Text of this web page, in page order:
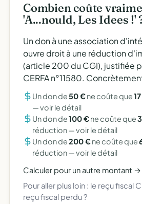
Combien coûte
'A...nould, Les Idees !'
Un don à une association
ouvre droit à une réduction
(article 200 du CGI), justifiée
CERFA n°11580.
Un don de50 €ne coûte que
—voir le détail
Un don de100 €ne coûte que
réduction —voir le détail
Un don de200 €ne coûte que
réduction —voir le détail
Calculer pour un autre montant →
Pour aller plus loin : le reçu fiscal
reçu fiscal perdu ?